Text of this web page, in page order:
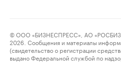
© ООО «БИЗНЕСПРЕСС», АО
2026. Сообщения и материалы
(свидетельство о регистрации
выдано Федеральной службой по